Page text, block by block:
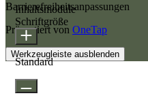
Barrierefreiheitsanpassungen
Präsentiert von OneTap
Werkzeugleiste ausblenden
Inhaltsmodule
Schriftgröße
Standard